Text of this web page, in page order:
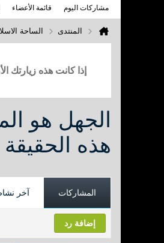
مشاركات اليوم قائمة الأعضاء
المنتدى الساحة
إذا كانت هذه زيارتك
الجهل هو
هذه الحقيقة
المشاركات آخر
إضافة رد